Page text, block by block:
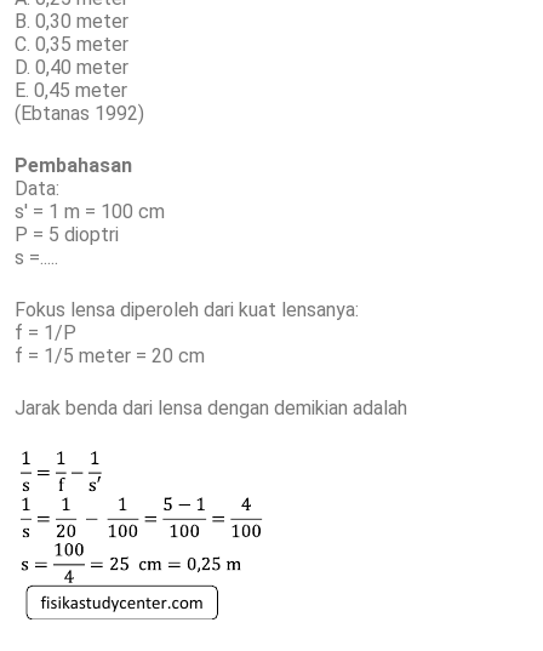
B. 0,30 meter
C. 0,35 meter
D. 0,40 meter
E. 0,45 meter
(Ebtanas 1992)
Pembahasan
Data:
s' = 1 m = 100 cm
P = 5 dioptri
s =.....
Fokus lensa diperoleh dari kuat lensanya:
f = 1/P
f = 1/5 meter = 20 cm
Jarak benda dari lensa dengan demikian adalah